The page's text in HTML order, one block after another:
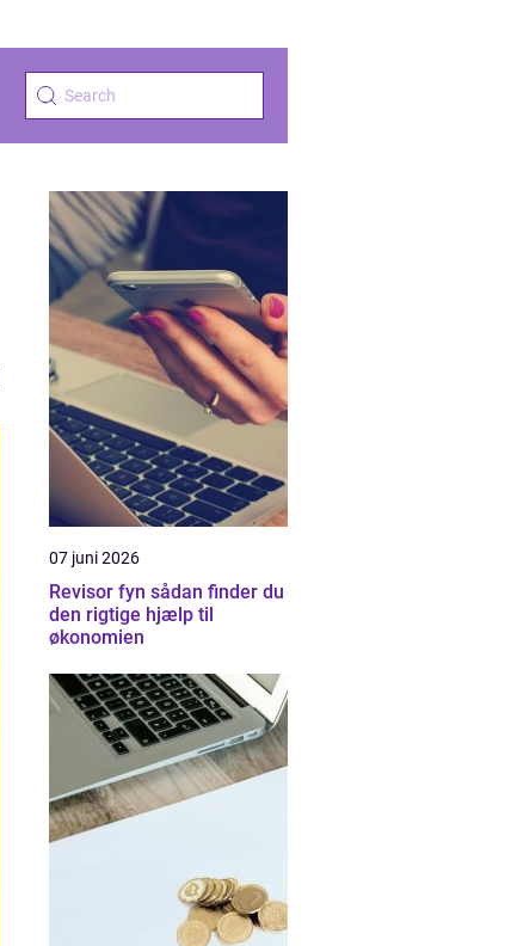
07 juni 2026
Revisor fyn sådan finder du
den rigtige hjælp til
økonomien